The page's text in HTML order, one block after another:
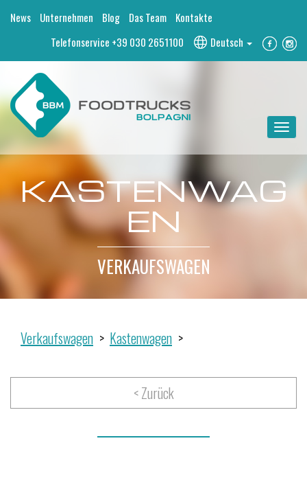
News Unternehmen Blog Das Team
Kontakte
Deutsch
Telefonservice +39 030 2651100
Toggle
KASTENWAG
EN
VERKAUFSWAGEN
Verkaufswagen Kastenwagen
< Zurück